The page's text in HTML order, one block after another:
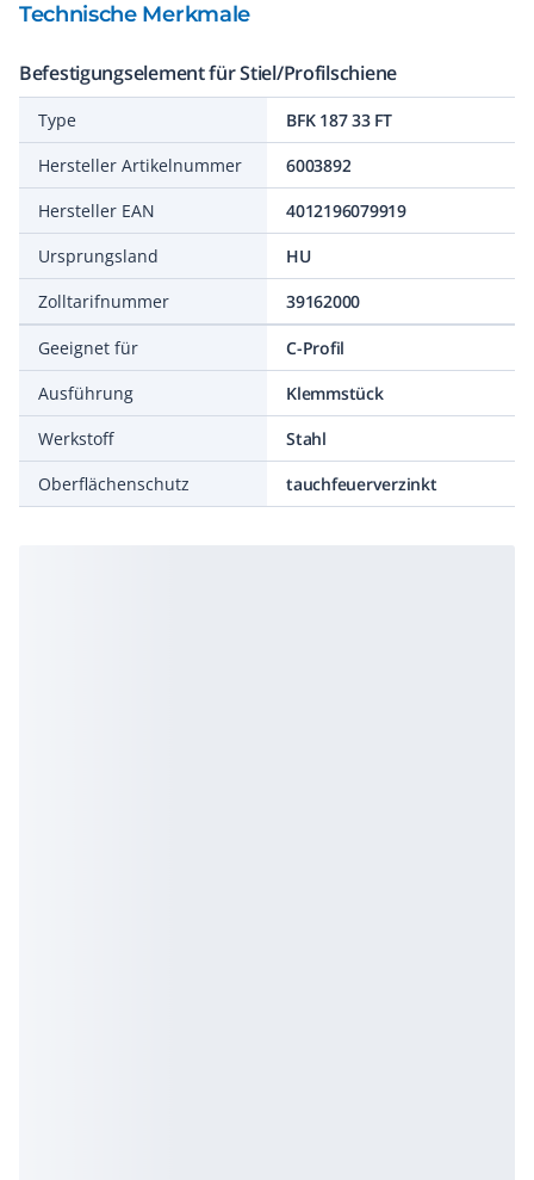
Technische Merkmale
Befestigungselement für Stiel/Profilschiene
Type
BFK 187 33 FT
Hersteller Artikelnummer
6003892
Hersteller EAN
4012196079919
Ursprungsland
HU
Zolltarifnummer
39162000
Geeignet für
C-Profil
Ausführung
Klemmstück
Werkstoff
Stahl
Oberflächenschutz
tauchfeuerverzinkt